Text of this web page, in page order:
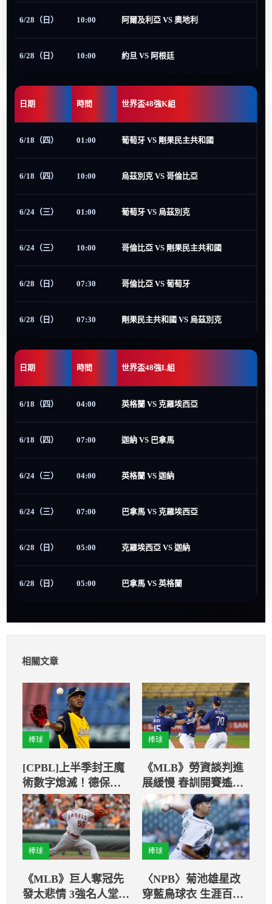
6/28（日） 10:00 阿爾及利亞 VS 奧地利
6/28（日） 10:00 約旦 VS 阿根廷
日期 時間 世界盃48強K組
6/18（四） 01:00 葡萄牙 VS 剛果民主共和國
6/18（四） 10:00 烏茲別克 VS 哥倫比亞
6/24（三） 01:00 葡萄牙 VS 烏茲別克
6/24（三） 10:00 哥倫比亞 VS 剛果民主共和國
6/28（日） 07:30 哥倫比亞 VS 葡萄牙
6/28（日） 07:30 剛果民主共和國 VS 烏茲別克
日期 時間 世界盃48強L組
6/18（四） 04:00 英格蘭 VS 克羅埃西亞
6/18（四） 07:00 迦納 VS 巴拿馬
6/24（三） 04:00 英格蘭 VS 迦納
6/24（三） 07:00 巴拿馬 VS 克羅埃西亞
6/28（日） 05:00 克羅埃西亞 VS 迦納
6/28（日） 05:00 巴拿馬 VS 英格蘭
相關文章
棒球
[CPBL]上半季封王魔
術數字熄滅！德保拉
投完封勝擊敗桃猿
棒球
《MLB》勞資談判進
展緩慢 春訓開賽遙遙
無期
棒球
《MLB》巨人奪冠先
發太悲情 3強名人堂支
棒球
〈NPB〉菊池雄星改
穿藍鳥球衣 生涯百勝